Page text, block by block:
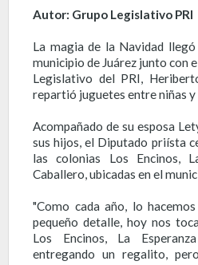
Autor: Grupo Legislativo PRI
La magia de la Navidad
municipio de Juárez junto con
Legislativo del PRI,
repartió juguetes entre niñas y
Acompañado de su esposa
sus hijos, el Diputado priísta
las colonias Los Encinos,
Caballero, ubicadas en el
"Como cada año, lo
pequeño detalle, hoy nos
Los Encinos, La
entregando un regalito,